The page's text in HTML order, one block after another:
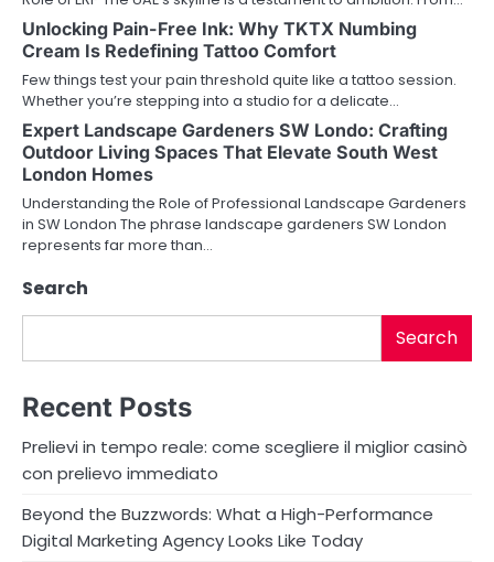
a
t
i
o
n
Unlocking Pain-Free Ink: Why TKTX Numbing
Cream Is Redefining Tattoo Comfort
Few things test your pain threshold quite like a tattoo session.
Whether you’re stepping into a studio for a delicate…
Expert Landscape Gardeners SW Londo: Crafting
Outdoor Living Spaces That Elevate South West
London Homes
Understanding the Role of Professional Landscape Gardeners
in SW London The phrase landscape gardeners SW London
represents far more than…
Search
Search
Recent Posts
Prelievi in tempo reale: come scegliere il miglior casinò
con prelievo immediato
Beyond the Buzzwords: What a High-Performance
Digital Marketing Agency Looks Like Today